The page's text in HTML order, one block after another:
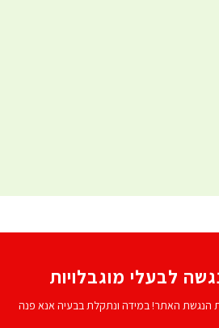
לבעלי מוגבלויות
הנגשת האתר! במידה ונתקלת בבעיה אנא פנה